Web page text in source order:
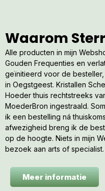
Waarom
Alle producten in mijn
Gouden Frequenties en
geïnitieerd voor de
in Oegstgeest. Kristallen
Hoeder thuis rechtstreeks
MoederBron ingestraald.
ik een bestelling ná
afwezigheid breng ik de
op de hoogte. Niets in mijn
bezoek aan arts of specialist.
Meer informatie